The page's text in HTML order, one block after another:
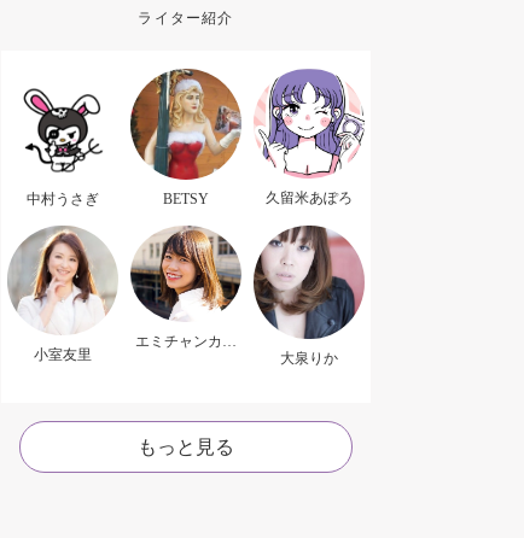
ライター紹介
中村うさぎ BETSY 久留米あぽろ
小室友里
エミチャンカパ
大泉りか
もっと見る